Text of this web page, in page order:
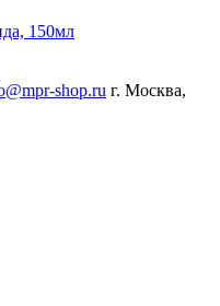
150мл
shop.ru г. Москва,